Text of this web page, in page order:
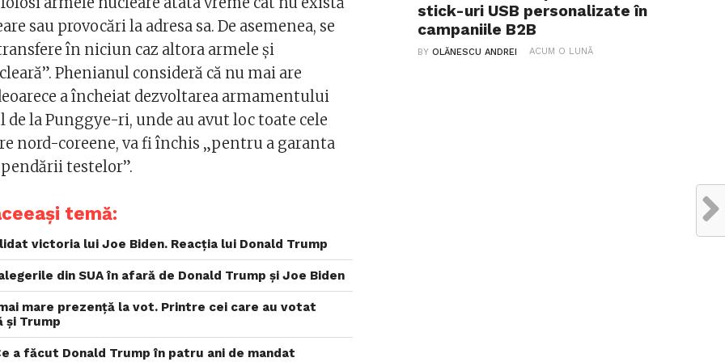
sau provocări la adresa sa. De asemenea, se
în niciun caz altora armele şi
Phenianul consideră că nu mai are
a încheiat dezvoltarea armamentului
la Punggye-ri, unde au avut loc toate cele
nord-coreene, va fi închis „pentru a garanta
testelor”.
temă:
victoria lui Joe Biden. Reacția lui Donald Trump
din SUA în afară de Donald Trump și Joe Biden
mare prezență la vot. Printre cei care au votat
și Trump
a făcut Donald Trump în patru ani de mandat
stick-uri USB personalizate în
campaniile B2B
BYOLĂNESCU ANDREI ACUM O LUNĂ